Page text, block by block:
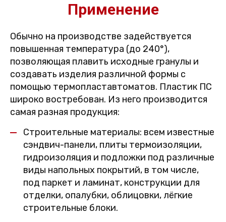
Применение
Обычно на производстве задействуется
повышенная температура (до 240°),
позволяющая плавить исходные гранулы и
создавать изделия различной формы с
помощью термопластавтоматов. Пластик ПС
широко востребован. Из него производится
самая разная продукция:
Строительные материалы: всем известные
сэндвич-панели, плиты термоизоляции,
гидроизоляция и подложки под различные
виды напольных покрытий, в том числе,
под паркет и ламинат, конструкции для
отделки, опалубки, облицовки, лёгкие
строительные блоки.